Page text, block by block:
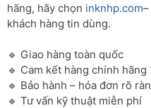
hãng, hãy chọn inknhp.com
khách hàng tin dùng.
🔹 Giao hàng toàn quốc
🔹 Cam kết hàng chính hãng
🔹 Bảo hành – hóa đơn rõ
🔹 Tư vấn kỹ thuật miễn phí